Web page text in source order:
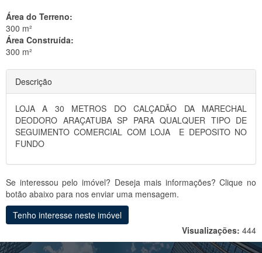
Área do Terreno:
300 m²
Área Construída:
300 m²
Descrição
LOJA A 30 METROS DO CALÇADÃO DA MARECHAL
DEODORO ARAÇATUBA SP PARA QUALQUER TIPO DE
SEGUIMENTO COMERCIAL COM LOJA E DEPOSITO NO
FUNDO
Se interessou pelo imóvel? Deseja mais informações? Clique no
botão abaixo para nos enviar uma mensagem.
Tenho interesse neste imóvel
Visualizações: 444